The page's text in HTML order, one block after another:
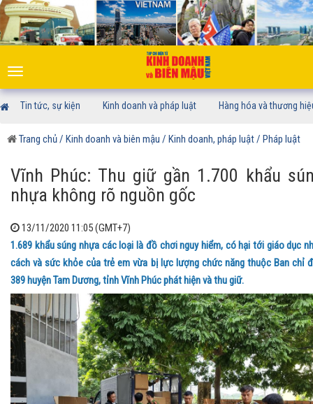
Toggle
navigation
Tin tức, sự kiện Kinh doanh và pháp luật Hàng hóa và thương
Trang chủ/ Kinh doanh và biên mậu / Kinh doanh, pháp luật/ Pháp luật
Vĩnh Phúc: Thu giữ gần 1.700 khẩu
nhựa không rõ nguồn gốc
13/11/2020 11:05 (GMT+7)
1.689 khẩu súng nhựa các loại là đồ chơi nguy hiểm, có hại tới giáo dục
cách và sức khỏe của trẻ em vừa bị lực lượng chức năng thuộc Ban chỉ
389 huyện Tam Dương, tỉnh Vĩnh Phúc phát hiện và thu giữ.